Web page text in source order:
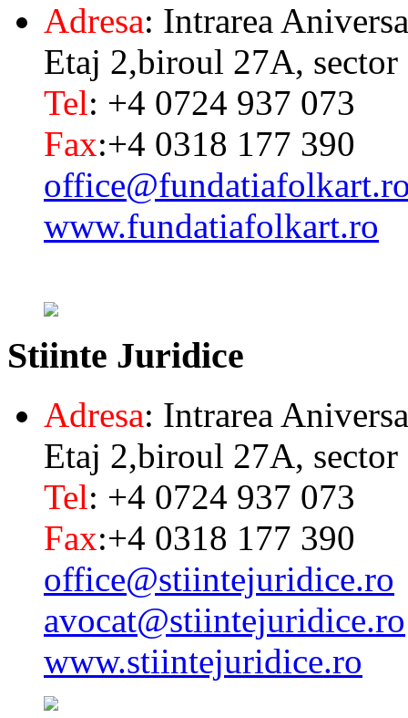
Adresa: Intrarea
Etaj 2,biroul 27A, sector
Tel: +4 0724 937 073
Fax:+4 0318 177 390
www.fundatiafolkart.ro
Stiinte Juridice
Adresa: Intrarea
Etaj 2,biroul 27A, sector
Tel: +4 0724 937 073
Fax:+4 0318 177 390
office@stiintejuridice.ro
avocat@stiintejuridice.ro
www.stiintejuridice.ro